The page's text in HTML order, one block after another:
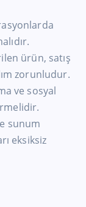
ürün, satış
zorunludur.
ve sosyal
sunum
eksiksiz